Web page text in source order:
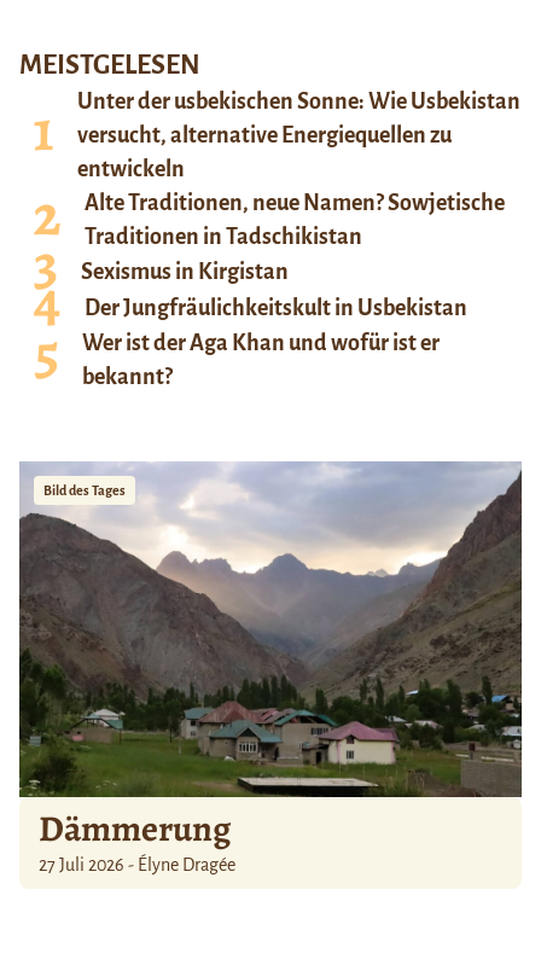
MEISTGELESEN
Unter der usbekischen Sonne: Wie Usbekistan
versucht, alternative Energiequellen zu
entwickeln
Alte Traditionen, neue Namen? Sowjetische
Traditionen in Tadschikistan
Sexismus in Kirgistan
Der Jungfräulichkeitskult in Usbekistan
Wer ist der Aga Khan und wofür ist er
bekannt?
Bild des Tages
Dämmerung
27 Juli 2026 - Élyne Dragée